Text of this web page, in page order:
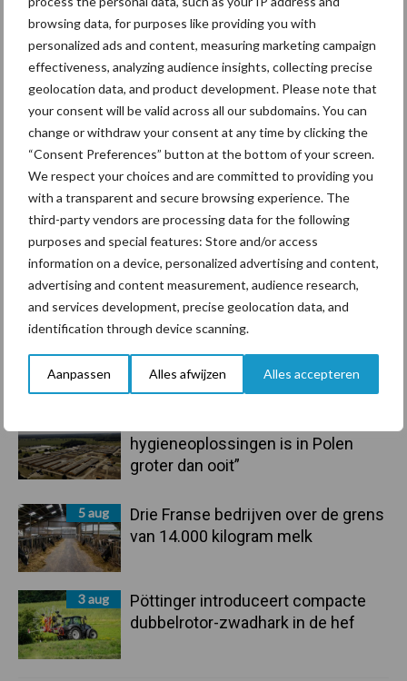
browsing data, for purposes like providing you with
personalized ads and content, measuring marketing campaign
effectiveness, analyzing audience insights, collecting precise
geolocation data, and product development. Please note that
your consent will be valid across all our subdomains. You can
change or withdraw your consent at any time by clicking the
“Consent Preferences” button at the bottom of your screen.
We respect your choices and are committed to providing you
with a transparent and secure browsing experience. The
third-party vendors are processing data for the following
purposes and special features: Store and/or access
information on a device, personalized advertising and content,
advertising and content measurement, audience research,
and services development, precise geolocation data, and
identification through device scanning.
Aanpassen Alles afwijzen Alles accepteren
Primaire
Sidebar
Recent nieuws Partner nieuws
6 aug
ForFarmers ziet volume en
marktaandeel groeien in krimpende
Nederlandse markt
6 aug
Tien praktische tips voor een
langere levensduur
hygieneoplossingen is in Polen
groter dan ooit”
5 aug
Drie Franse bedrijven over de grens
van 14.000 kilogram melk
3 aug
Pöttinger introduceert compacte
dubbelrotor-zwadhark in de hef
Toon meer